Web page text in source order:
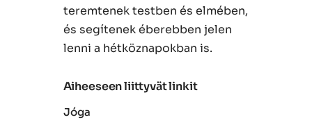
teremtenek testben és elmében,
és segítenek éberebben jelen
lenni a hétköznapokban is.
Aiheeseen liittyvät linkit
Jóga